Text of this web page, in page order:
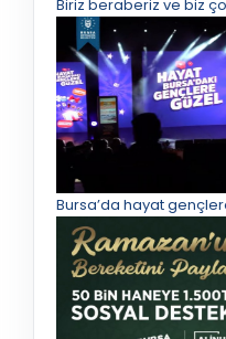
Biriz beraberiz ve biz
Bursa’da hayat